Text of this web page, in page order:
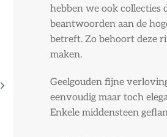
hebben we ook collecties
beantwoorden aan de
betreft. Zo behoort deze
maken.
Geelgouden fijne
eenvoudig maar toch
Enkele middensteen